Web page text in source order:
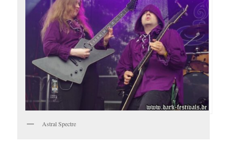
Astral Spectre